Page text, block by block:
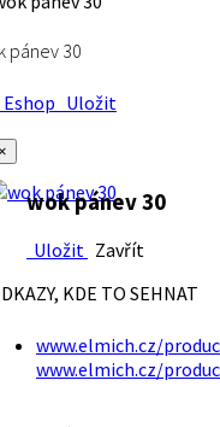
pánev 30
Uložit
wok pánev 30
Uložit Zavřít
KDE TO SEHNAT
www.elmich.cz/
www.elmich.cz/